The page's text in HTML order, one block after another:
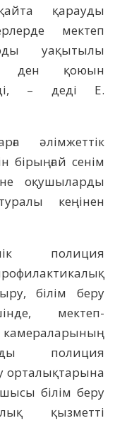
қарауды
мектеп
уақытылы
ден қоюын
– деді Е.
әлімжеттік
бірыңғай сенім
оқушыларды
кеңінен
полиция
білім беру
мектеп-
камераларының
полиция
орталықтарына
білім беру
қызметті